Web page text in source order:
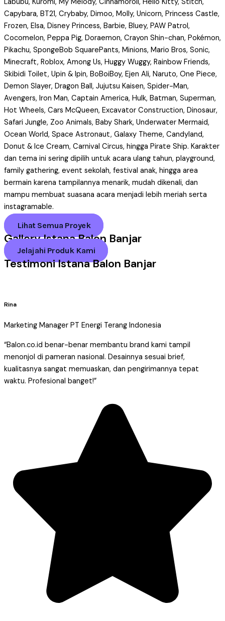
Capybara, BT21, Crybaby, Dimoo, Molly, Unicorn, Princess Castle,
Frozen, Elsa, Disney Princess, Barbie, Bluey, PAW Patrol,
Cocomelon, Peppa Pig, Doraemon, Crayon Shin-chan, Pokémon,
Pikachu, SpongeBob SquarePants, Minions, Mario Bros, Sonic,
Minecraft, Roblox, Among Us, Huggy Wuggy, Rainbow Friends,
Skibidi Toilet, Upin & Ipin, BoBoiBoy, Ejen Ali, Naruto, One Piece,
Demon Slayer, Dragon Ball, Jujutsu Kaisen, Spider-Man,
Avengers, Iron Man, Captain America, Hulk, Batman, Superman,
Hot Wheels, Cars McQueen, Excavator Construction, Dinosaur,
Safari Jungle, Zoo Animals, Baby Shark, Underwater Mermaid,
Ocean World, Space Astronaut, Galaxy Theme, Candyland,
Donut & Ice Cream, Carnival Circus, hingga Pirate Ship. Karakter
dan tema ini sering dipilih untuk acara ulang tahun, playground,
family gathering, event sekolah, festival anak, hingga area
bermain karena tampilannya menarik, mudah dikenali, dan
mampu membuat suasana acara menjadi lebih meriah serta
instagramable.
Lihat Semua Proyek
Gallery Istana Balon Banjar
Jelajahi Produk Kami
Testimoni Istana Balon Banjar
Rina
Marketing Manager PT Energi Terang Indonesia
“Balon.co.id benar-benar membantu brand kami tampil
menonjol di pameran nasional. Desainnya sesuai brief,
kualitasnya sangat memuaskan, dan pengirimannya tepat
waktu. Profesional banget!”